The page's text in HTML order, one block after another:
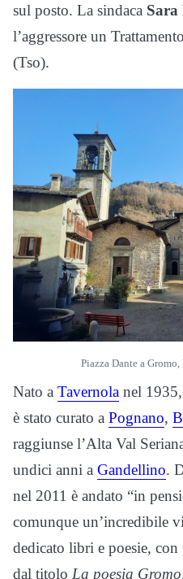
sul posto. La sindaca Sara
l’aggressore un
(Tso).
Piazza Dante a
Nato a Tavernola nel
è stato curato a Pognano,
raggiunse l’Alta Val
undici anni a Gandellino.
nel 2011 è andato “in
comunque un’incredibile
dedicato libri e poesie,
dal titolo La poesia